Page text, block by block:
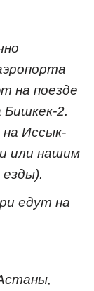
на поезде
Бишкек-2.
Иссык-
или нашим
едут на